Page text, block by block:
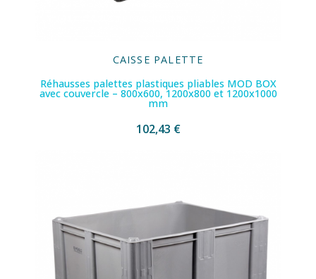
CAISSE PALETTE
Réhausses palettes plastiques pliables MOD BOX
avec couvercle – 800x600, 1200x800 et 1200x1000
mm
102,43 €